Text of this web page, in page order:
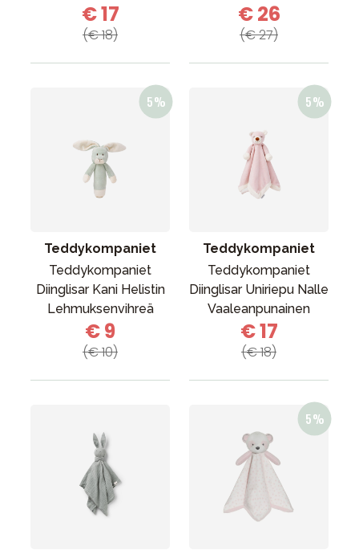
€ 17
(€ 18)
€ 26
(€ 27)
Teddykompaniet
Teddykompaniet
Diinglisar Kani Helistin
Lehmuksenvihreä
€ 9
(€ 10)
Teddykompaniet
Teddykompaniet
Diinglisar Uniriepu Nalle
Vaaleanpunainen
€ 17
(€ 18)